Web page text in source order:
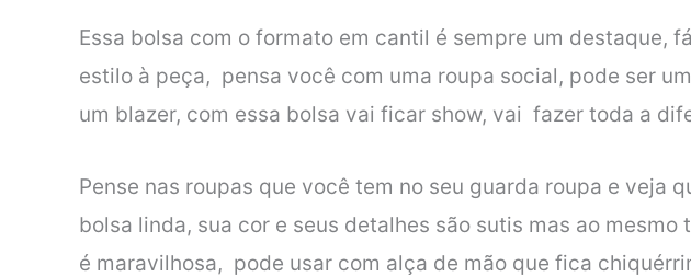
Essa bolsa com o formato em cantil é sempre um destaque,
estilo à peça, pensa você com uma roupa social, pode ser
um blazer, com essa bolsa vai ficar show, vai fazer toda a
Pense nas roupas que você tem no seu guarda roupa e veja
bolsa linda, sua cor e seus detalhes são sutis mas ao
é maravilhosa, pode usar com alça de mão que fica